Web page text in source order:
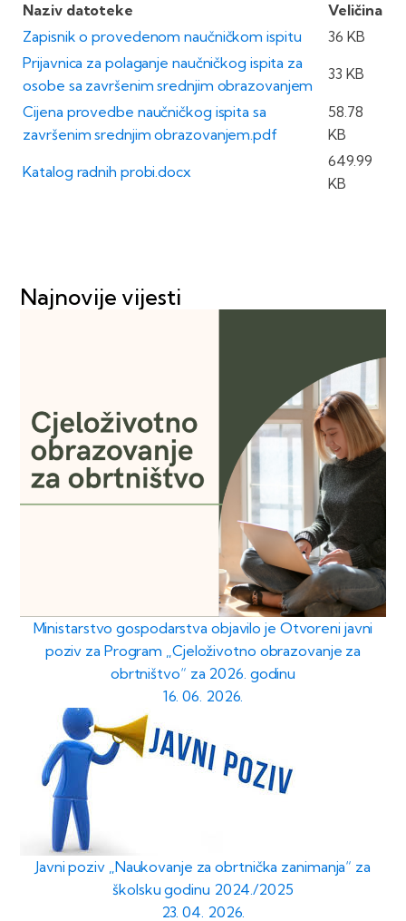
Naziv datoteke
Veličina
Zapisnik o provedenom naučničkom ispitu
36 KB
Prijavnica za polaganje naučničkog ispita za
osobe sa završenim srednjim obrazovanjem
33 KB
Cijena provedbe naučničkog ispita sa
završenim srednjim obrazovanjem.pdf
58.78
KB
Katalog radnih probi.docx
649.99
KB
Najnovije vijesti
Ministarstvo gospodarstva objavilo je Otvoreni javni
poziv za Program „Cjeloživotno obrazovanje za
obrtništvo“ za 2026. godinu
16. 06. 2026.
Javni poziv „Naukovanje za obrtnička zanimanja“ za
školsku godinu 2024./2025
23. 04. 2026.